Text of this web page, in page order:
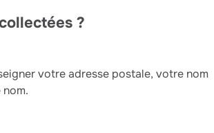
?
votre adresse postale, votre nom